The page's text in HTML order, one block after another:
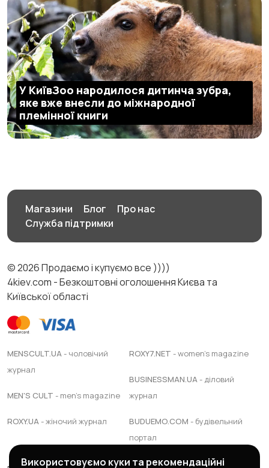
У КиївЗоо народилося дитинча зубра,
яке вже внесли до міжнародної
племінної книги
Магазини Блог
Про нас
Служба підтримки
© 2026 Продаємо і купуємо все ))))
4kiev.com - Безкоштовні оголошення Києва та
Київської області
MENSCULT.UA- чоловічий
журнал
MEN'S CULT - men's magazine
ROXY.UA- жіночий журнал
ROXY7.NET - women's magazine
BUSINESSMAN.UA- діловий
журнал
BUDUEMO.COM - будівельний
портал
Використовуємо куки та рекомендаційні